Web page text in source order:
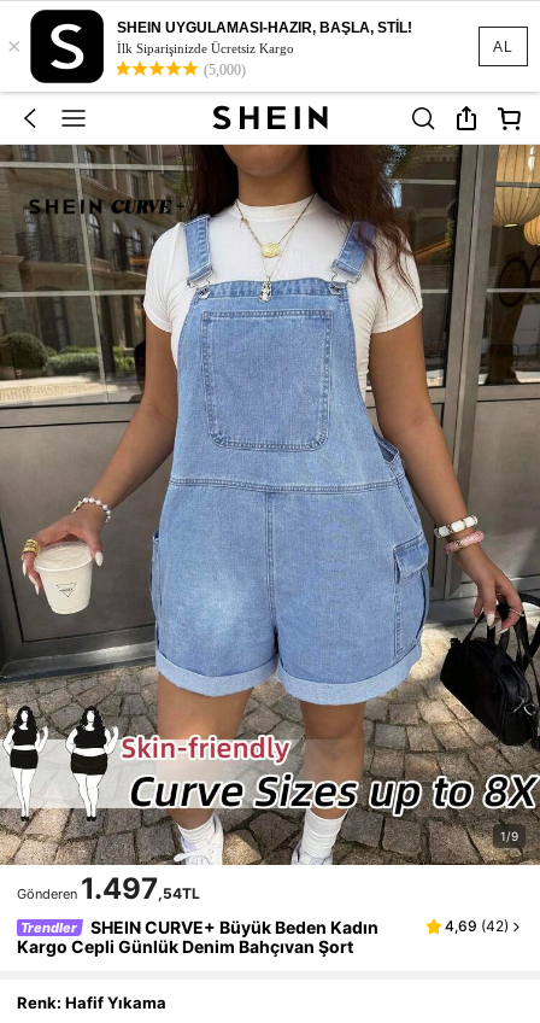
AL
×
SHEIN UYGULAMASI-HAZIR, BAŞLA, STİL!
İlk Siparişinizde Ücretsiz Kargo
(5,000)
1/9
Gönderen 1.497,54TL
Trendler
SHEIN CURVE+ Büyük Beden Kadın
Kargo Cepli Günlük Denim Bahçıvan Şort
4,69 (42)
Renk: Hafif Yıkama